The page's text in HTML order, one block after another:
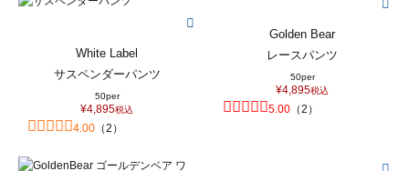
White Label
サスペンダーパンツ
50per
¥4,895税込
4.00 （2 ）
Golden Bear
レースパンツ
50per
¥4,895税込
5.00 （2 ）